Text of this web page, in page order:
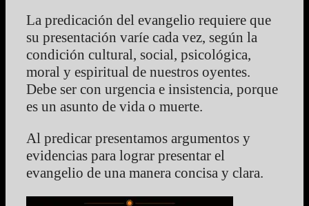
La predicación del evangelio requiere que
su presentación varíe cada vez, según la
condición cultural, social, psicológica,
moral y espiritual de nuestros oyentes.
Debe ser con urgencia e insistencia, porque
es un asunto de vida o muerte.
Al predicar presentamos argumentos y
evidencias para lograr presentar el
evangelio de una manera concisa y clara.